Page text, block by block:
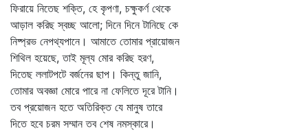
ফিরায়ে নিতেছ শক্তি, হে কৃপণা, চক্ষুকর্ণ থেকে
আড়াল করিছ স্বচ্ছ আলো; দিনে দিনে টানিছে কে
নিষ্প্রভ নেপথ্যপানে। আমাতে তোমার প্রায়োজন
শিথিল হয়েছে, তাই মূল্য মোর করিছ হরণ,
দিতেছ ললাটপটে বর্জনের ছাপ। কিন্তু জানি,
তোমার অবজ্ঞা মোরে পারে না ফেলিতে দূরে টানি।
তব প্রয়োজন হতে অতিরিক্ত যে মানুষ তারে
দিতে হবে চরম সম্মান তব শেষ নমস্কারে।